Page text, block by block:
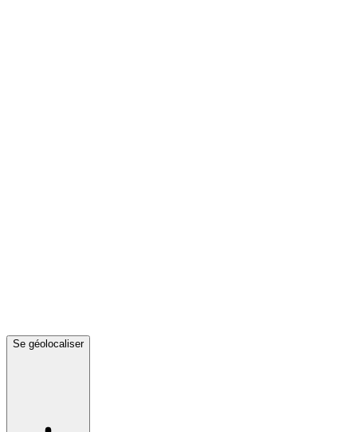
Se géolocaliser